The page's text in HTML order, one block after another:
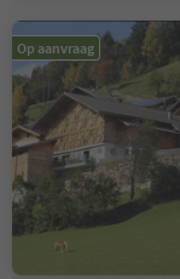
Op aanvraag